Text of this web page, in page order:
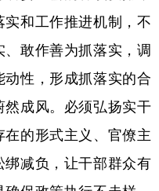
日本語 한국어
和工作推进机制，不
敢作善为抓落实，调
性，形成抓落实的合
成风。必须弘扬实干
的形式主义、官僚主
减负，让干部群众有